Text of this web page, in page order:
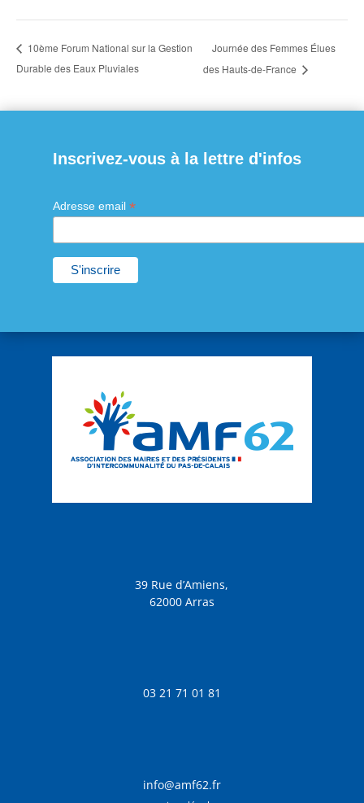
10ème Forum National sur la Gestion
Durable des Eaux Pluviales
Journée des Femmes Élues
des Hauts-de-France
Inscrivez-vous à la lettre d'infos
Adresse email *
39 Rue d’Amiens,
62000 Arras
03 21 71 01 81
info@amf62.fr